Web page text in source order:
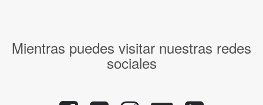
Mientras puedes visitar nuestras redes
sociales